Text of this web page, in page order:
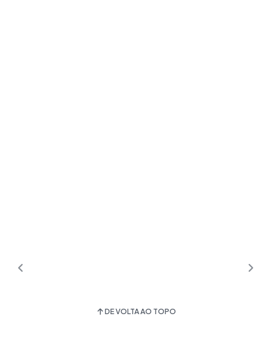
DE VOLTA AO TOPO